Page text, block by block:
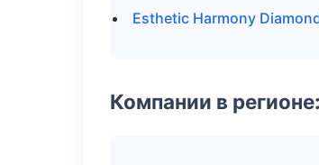
Esthetic Harmony
Компании в